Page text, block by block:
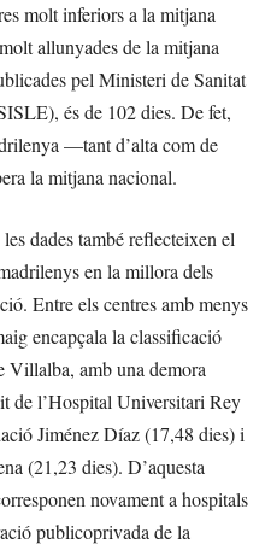
molt inferiors a la mitjana
allunyades de la mitjana
pel Ministeri de Sanitat
és de 102 dies. De fet,
—tant d’alta com de
la mitjana nacional.
dades també reflecteixen el
en la millora dels
Entre els centres amb menys
encapçala la classificació
Villalba, amb una demora
de l’Hospital Universitari Rey
Jiménez Díaz (17,48 dies) i
(21,23 dies). D’aquesta
novament a hospitals
publicoprivada de la